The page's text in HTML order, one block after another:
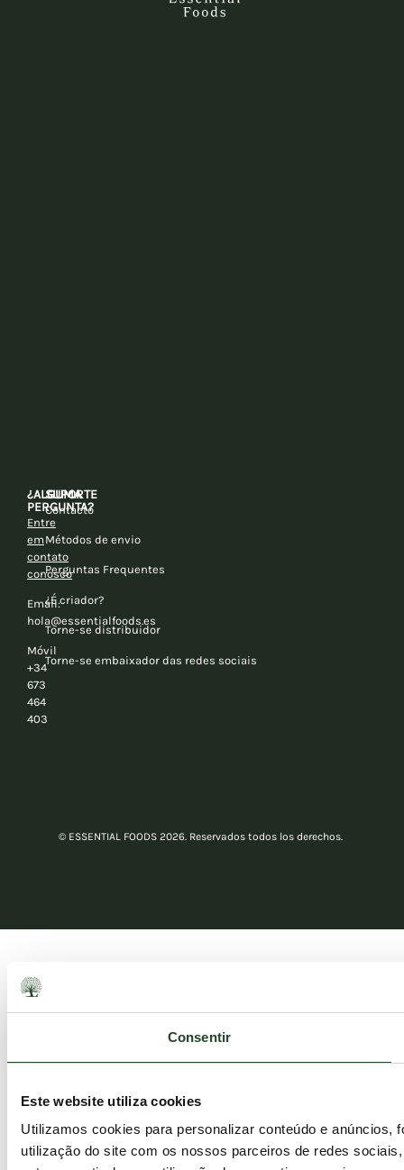
Consentir
Este website utiliza cookies
Utilizamos cookies para personalizar conteúdo e anúncios,
utilização do site com os nossos parceiros de redes
¿ALGUMA
PERGUNTA?
Entre
em
contato
conosco
Email:
hola@essentialfoods.es
Móvil
+34
673
464
403
SUPORTE
Contacto
Métodos de envio
Perguntas Frequentes
¿É criador?
Torne-se distribuidor
Torne-se embaixador das redes sociais
© ESSENTIAL FOODS 2026. Reservados todos los derechos.